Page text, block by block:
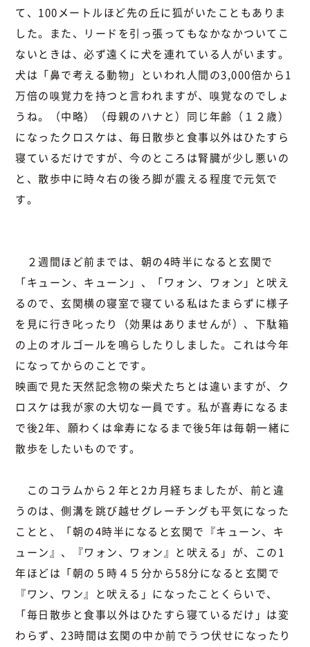
て、100メートルほど先の丘に狐がいたこともありま
した。また、リードを引っ張ってもなかなかついてこ
ないときは、必ず遠くに犬を連れている人がいます。
犬は「鼻で考える動物」といわれ人間の3,000倍から1
万倍の嗅覚力を持つと言われますが、嗅覚なのでしょ
うね。（中略）（母親のハナと）同じ年齢（１２歳）
になったクロスケは、毎日散歩と食事以外はひたすら
寝ているだけですが、今のところは腎臓が少し悪いの
と、散歩中に時々右の後ろ脚が震える程度で元気で
す。
２週間ほど前までは、朝の4時半になると玄関で
「キューン、キューン」、「ワォン、ワォン」と吠え
るので、玄関横の寝室で寝ている私はたまらずに様子
を見に行き叱ったり（効果はありませんが）、下駄箱
の上のオルゴールを鳴らしたりしました。これは今年
になってからのことです。
映画で見た天然記念物の柴犬たちとは違いますが、ク
ロスケは我が家の大切な一員です。私が喜寿になるま
で後2年、願わくは傘寿になるまで後5年は毎朝一緒に
散歩をしたいものです。
このコラムから２年と2カ月経ちましたが、前と違
うのは、側溝を跳び越せグレーチングも平気になった
ことと、「朝の4時半になると玄関で『キューン、キ
ューン』、『ワォン、ワォン』と吠える」が、この1
年ほどは「朝の５時４５分から58分になると玄関で
『ワン、ワン』と吠える」になったことくらいで、
「毎日散歩と食事以外はひたすら寝ているだけ」は変
わらず、23時間は玄関の中か前でうつ伏せになったり